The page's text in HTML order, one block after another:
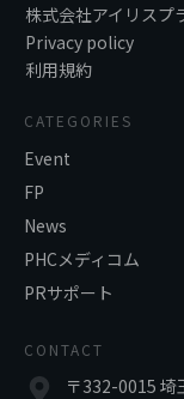
株式会社アイリスプ
Privacy policy
利用規約
CATEGORIES
Event
FP
News
PHCメディコム
PRサポート
CONTACT
〒332-0015